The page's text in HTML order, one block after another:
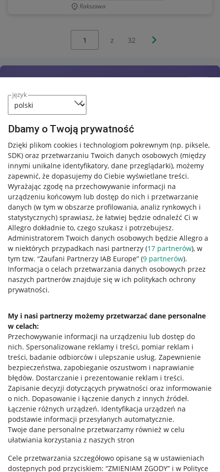
język
Dbamy o Twoją prywatność
Dzięki plikom cookies i technologiom pokrewnym (np. piksele,
SDK) oraz przetwarzaniu Twoich danych osobowych (między
innymi unikalne identyfikatory, dane przeglądarki), możemy
zapewnić, że dopasujemy do Ciebie wyświetlane treści.
Wyrażając zgodę na przechowywanie informacji na
urządzeniu końcowym lub dostęp do nich i przetwarzanie
danych (w tym w obszarze profilowania, analiz rynkowych i
statystycznych) sprawiasz, że łatwiej będzie odnaleźć Ci w
Allegro dokładnie to, czego szukasz i potrzebujesz.
Administratorem Twoich danych osobowych będzie Allegro a
w niektórych przypadkach nasi partnerzy (17 partnerów), w
tym tzw. “Zaufani Partnerzy IAB Europe” (9 partnerów).
Informacja o celach przetwarzania danych osobowych przez
naszych partnerów znajduje się w ich politykach ochrony
prywatności.
My i nasi partnerzy możemy przetwarzać dane personalne
w celach:
Przechowywanie informacji na urządzeniu lub dostęp do
nich. Spersonalizowane reklamy i treści, pomiar reklam i
treści, badanie odbiorców i ulepszanie usług. Zapewnienie
bezpieczeństwa, zapobieganie oszustwom i naprawianie
błędów. Dostarczanie i prezentowanie reklam i treści.
Zapisanie decyzji dotyczących prywatności oraz informowanie
o nich. Dopasowanie i łączenie danych z innych źródeł.
Łączenie różnych urządzeń. Identyfikacja urządzeń na
podstawie informacji przesyłanych automatycznie.
Twoje dane personalne przetwarzamy również w celu
ułatwiania korzystania z naszych stron
Cele przetwarzania szczegółowo opisane są w ustawieniach
dostępnych pod przyciskiem: “ZMIENIAM ZGODY” i w Polityce
Rakszawa
z 32 Następna strona
Przydatne informacje
Jak to działa
Allegro Gadane dla sprzedających
Allegro Gadane dla kupujących
Mapa miejscowości
Informacje prawne
Regulamin
Polityka plików "cookies"
Ustawienia plików "cookies"
Udostępnianie lokalizacji